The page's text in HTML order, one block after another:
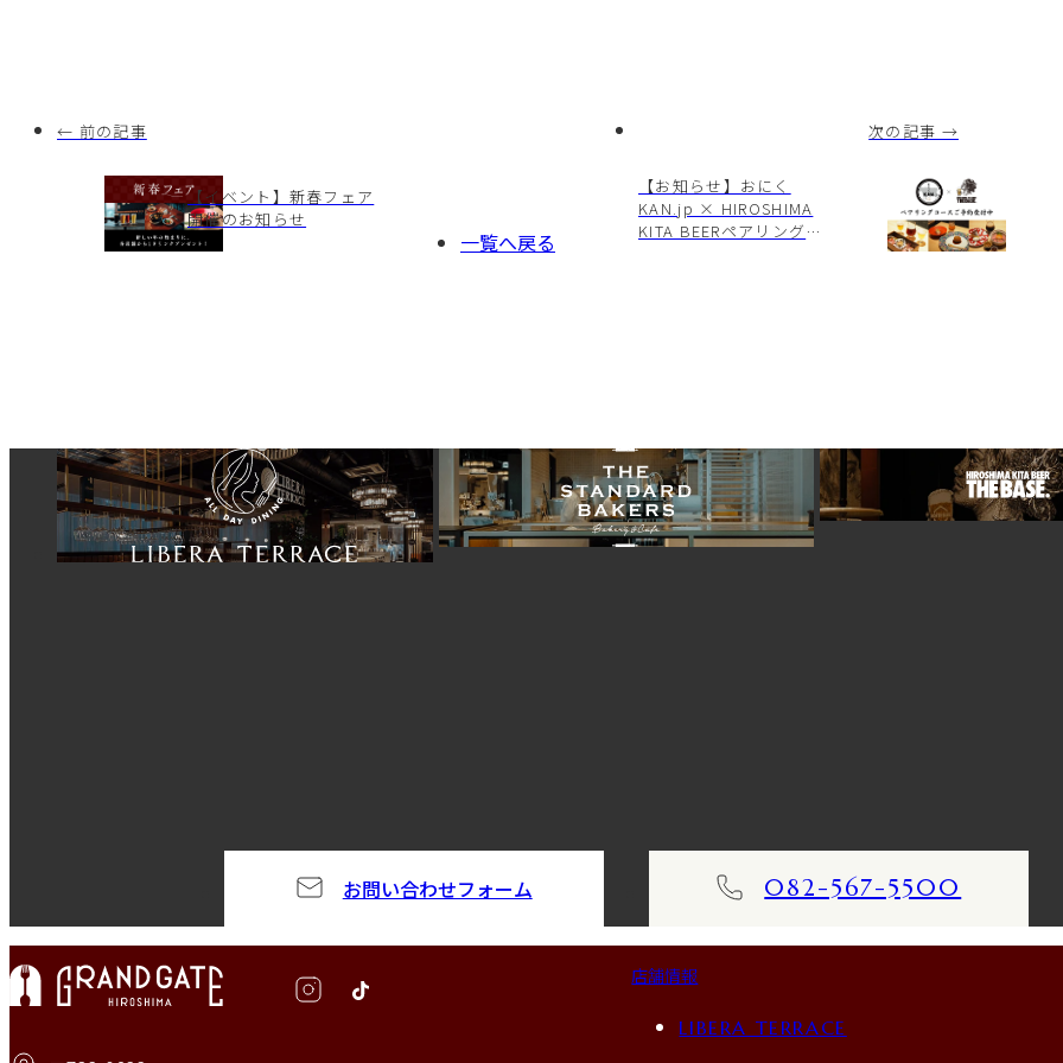
← 前の記事
【イベント】新春フェア
開催のお知らせ
一覧へ戻る
次の記事 →
【お知らせ】おにく
KAN.jp × HIROSHIMA
KITA BEERペアリングコ
お問い合わせフォーム 082-567-5500
店舗情報
LIBERA TERRACE